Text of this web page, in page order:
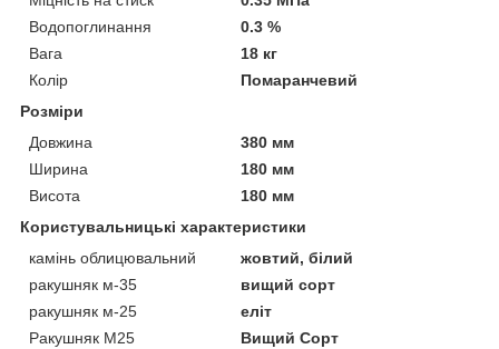
Водопоглинання
0.3 %
Вага
18 кг
Колір
Помаранчевий
Розміри
Довжина
380 мм
Ширина
180 мм
Висота
180 мм
Користувальницькі характеристики
камінь облицювальний
жовтий, білий
ракушняк м-35
вищий сорт
ракушняк м-25
еліт
Ракушняк М25
Вищий Сорт